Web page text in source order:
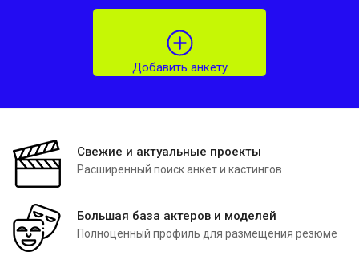
Добавить анкету
Свежие и актуальные проекты
Расширенный поиск анкет и кастингов
Большая база актеров и моделей
Полноценный профиль для размещения резюме